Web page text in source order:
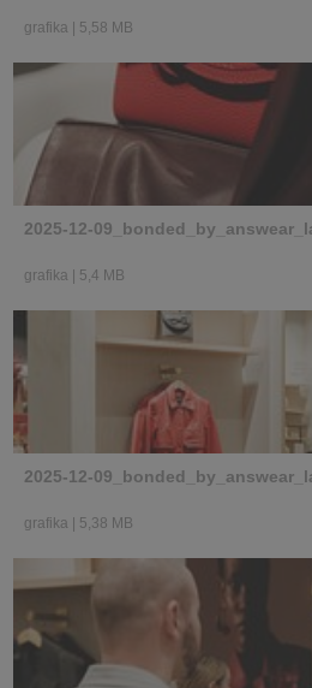
grafika 5,58 MB
2025-12-
grafika 5,4 MB
2025-12-
grafika 5,38 MB